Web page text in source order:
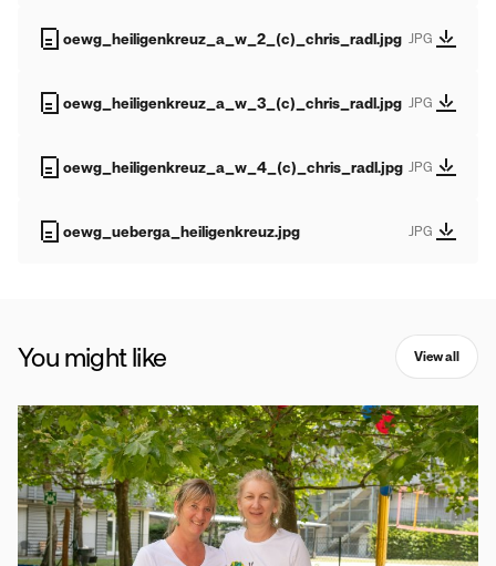
oewg_heiligenkreuz_a_w_2_(c)_chris_radl.jpg JPG
oewg_heiligenkreuz_a_w_3_(c)_chris_radl.jpg JPG
oewg_heiligenkreuz_a_w_4_(c)_chris_radl.jpg JPG
oewg_ueberga_heiligenkreuz.jpg JPG
You might like View all